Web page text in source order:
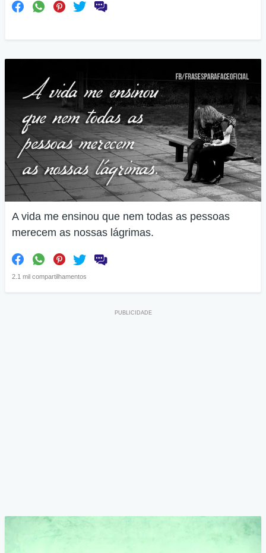
A vida me ensinou que nem todas as pessoas
merecem as nossas lágrimas.
2.1 mil compartilhamentos